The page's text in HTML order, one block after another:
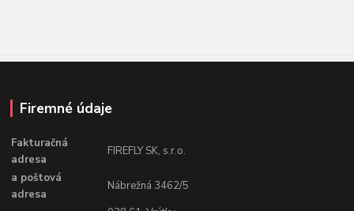
Firemné údaje
Fakturačná
adresa
FIREFLY SK, s.r.o.
a poštová
adresa
Nábrežná 3462/5